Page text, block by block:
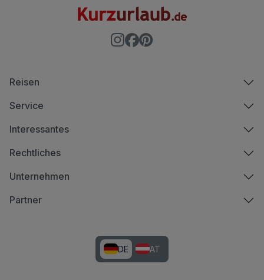
Reisen
Service
Interessantes
Rechtliches
Unternehmen
Partner
DE AT